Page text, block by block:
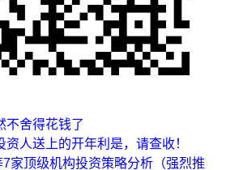
不舍得花钱了
人送上的开年利是，请查收！
家顶级机构投资策略分析（强烈推